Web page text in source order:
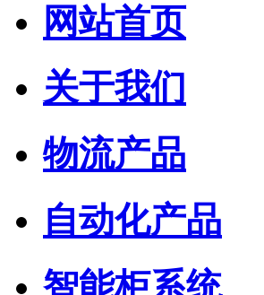
网站首页
关于我们
物流产品
自动化产品
智能柜系统